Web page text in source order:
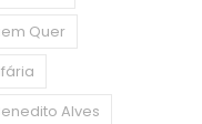
Quer
Alves